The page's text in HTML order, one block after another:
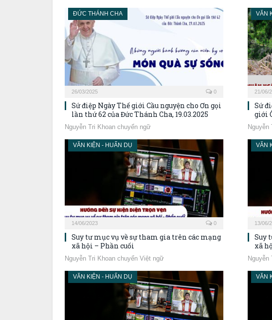
ĐỨC THÁNH CHA
26/03/2025 0
Sứ điệp Ngày Thế giới Cầu nguyện cho Ơn gọi
lần thứ 62 của Đức Thánh Cha, 19.03.2025
Nguyễn Tri Khoan chuyển ngữ
VĂN
21/06/
Sứ
giới
VĂN KIỆN - HUẤN DỤ
14/06/2023 0
Suy tư mục vụ về sự tham gia trên các mạng
xã hội – Phần cuối
Nguyễn Tri Khoan chuyển Việt ngữ
VĂN
13/06/
Suy
xã
Nguyễn
VĂN KIỆN - HUẤN DỤ VĂN